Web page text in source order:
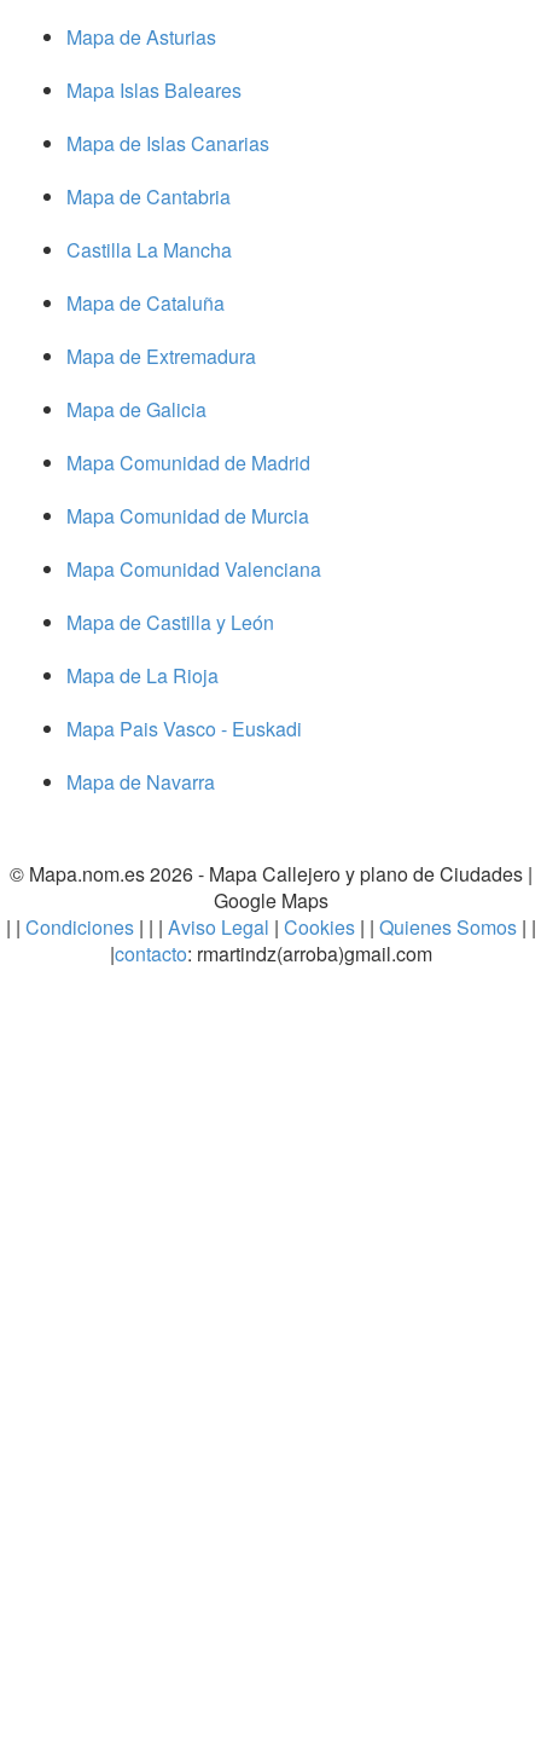
Mapa de Asturias
Mapa Islas Baleares
Mapa de Islas Canarias
Mapa de Cantabria
Castilla La Mancha
Mapa de Cataluña
Mapa de Extremadura
Mapa de Galicia
Mapa Comunidad de Madrid
Mapa Comunidad de Murcia
Mapa Comunidad Valenciana
Mapa de Castilla y León
Mapa de La Rioja
Mapa Pais Vasco - Euskadi
Mapa de Navarra
© Mapa.nom.es 2026 - Mapa Callejero y plano de Ciudades|
Google Maps
| | Condiciones| | | Aviso Legal | Cookies | | Quienes Somos | |
|contacto: rmartindz(arroba)gmail.com